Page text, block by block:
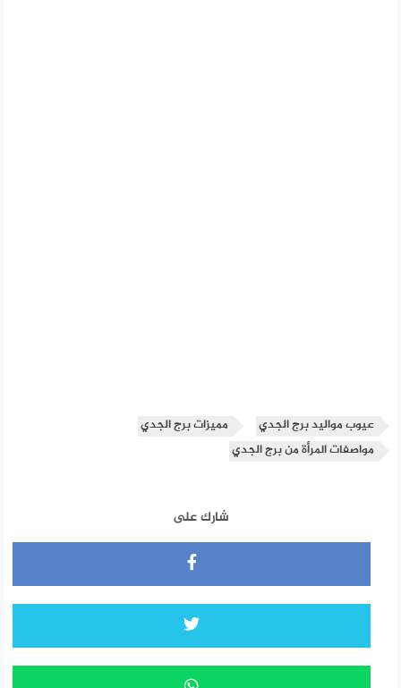
عيوب مواليد برج الجدي
مميزات برج الجدي
مواصفات المرأة من برج الجدي
شارك على